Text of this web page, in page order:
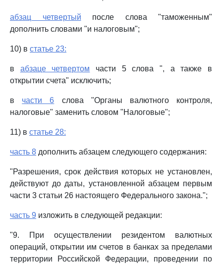
абзац четвертый после слова "таможенным"
дополнить словами "и налоговым";
10) в статье 23:
в абзаце четвертом части 5 слова ", а также в
открытии счета" исключить;
в части 6 слова "Органы валютного контроля,
налоговые" заменить словом "Налоговые";
11) в статье 28:
часть 8 дополнить абзацем следующего содержания:
"Разрешения, срок действия которых не установлен,
действуют до даты, установленной абзацем первым
части 3 статьи 26 настоящего Федерального закона.";
часть 9 изложить в следующей редакции:
"9. При осуществлении резидентом валютных
операций, открытии им счетов в банках за пределами
территории Российской Федерации, проведении по